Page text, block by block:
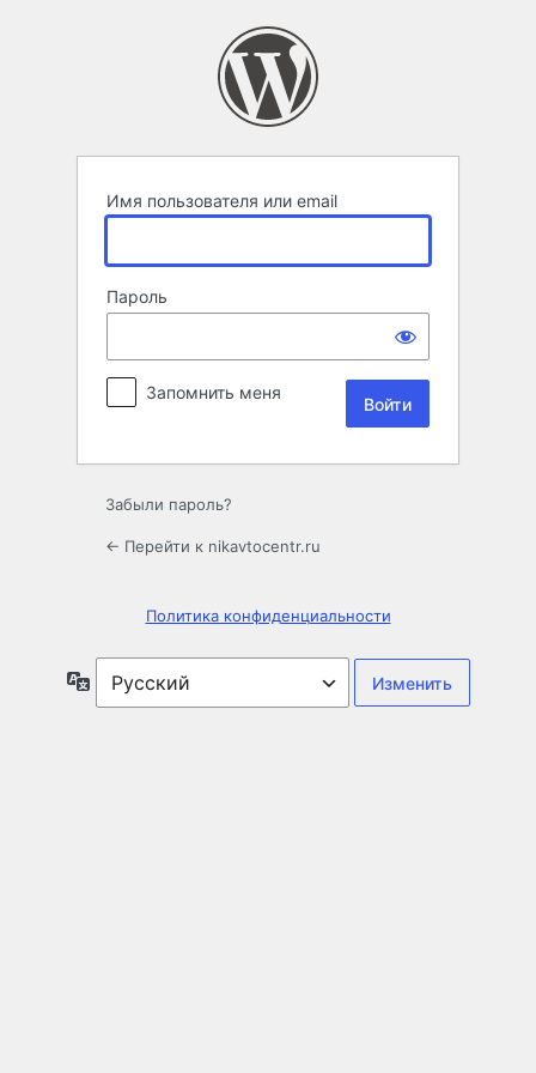
Имя пользователя или email
Пароль
Запомнить меня
Забыли пароль?
← Перейти к nikavtocentr.ru
Политика конфиденциальности
Язык